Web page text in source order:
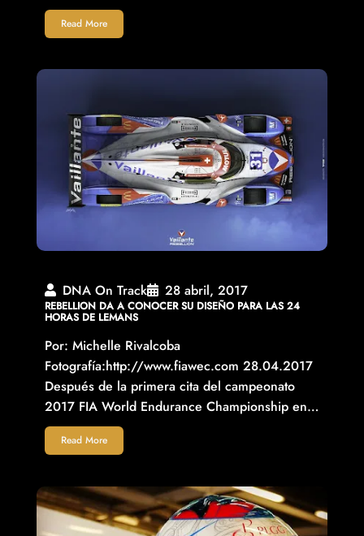
Read More
DNA On Track 28 abril, 2017
REBELLION DA A CONOCER SU DISEÑO PARA LAS 24
HORAS DE LEMANS
Por: Michelle Rivalcoba
Fotografía:http://www.fiawec.com 28.04.2017
Después de la primera cita del campeonato
2017 FIA World Endurance Championship en…
Read More